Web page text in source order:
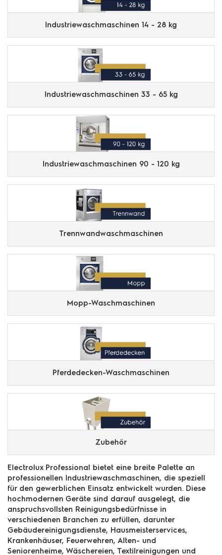
Industriewaschmaschinen 14 - 28 kg
Industriewaschmaschinen 33 - 65 kg
Industriewaschmaschinen 90 - 120 kg
Trennwandwaschmaschinen
Mopp-Waschmaschinen
Pferdedecken-Waschmaschinen
Zubehör
Electrolux Professional bietet eine breite Palette an
professionellen Industriewaschmaschinen, die speziell
für den gewerblichen Einsatz entwickelt wurden. Diese
hochmodernen Geräte sind darauf ausgelegt, die
anspruchsvollsten Reinigungsbedürfnisse in
verschiedenen Branchen zu erfüllen, darunter
Gebäudereinigungsdienste, Hausmeisterservices,
Krankenhäuser, Feuerwehren, Alten- und
Seniorenheime, Wäschereien, Textilreinigungen und